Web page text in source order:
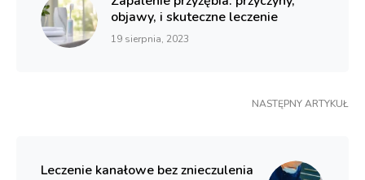
objawy, i skuteczne leczenie
19 sierpnia, 2023
NASTĘPNY ARTYKUŁ
Leczenie kanałowe bez znieczulenia